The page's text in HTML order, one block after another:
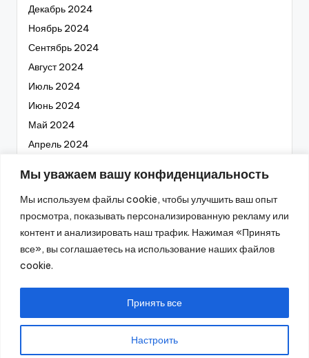
Мы уважаем вашу конфиденциальность
Мы используем файлы cookie, чтобы улучшить ваш опыт
просмотра, показывать персонализированную рекламу или
контент и анализировать наш трафик. Нажимая «Принять
все», вы соглашаетесь на использование наших файлов
cookie.
Настроить
Принять все
Декабрь 2024
Ноябрь 2024
Сентябрь 2024
Август 2024
Июль 2024
Июнь 2024
Май 2024
Апрель 2024
Февраль 2024
Январь 2024
Декабрь 2023
Октябрь 2023